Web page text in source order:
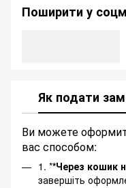
Поширити у
Як подати
Ви можете
вас способом:
1. **Через кошик
завершіть